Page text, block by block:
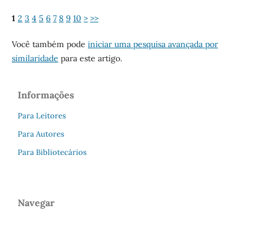
1 2 3 4 5 6 7 8 9 10 > >>
Você também pode iniciar uma pesquisa avançada por
similaridade para este artigo.
Informações
Para Leitores
Para Autores
Para Bibliotecários
Navegar